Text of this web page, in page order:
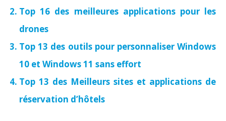
Top 16 des meilleures applications pour les
drones
Top 13 des outils pour personnaliser Windows
10 et Windows 11 sans effort
Top 13 des Meilleurs sites et applications de
réservation d’hôtels